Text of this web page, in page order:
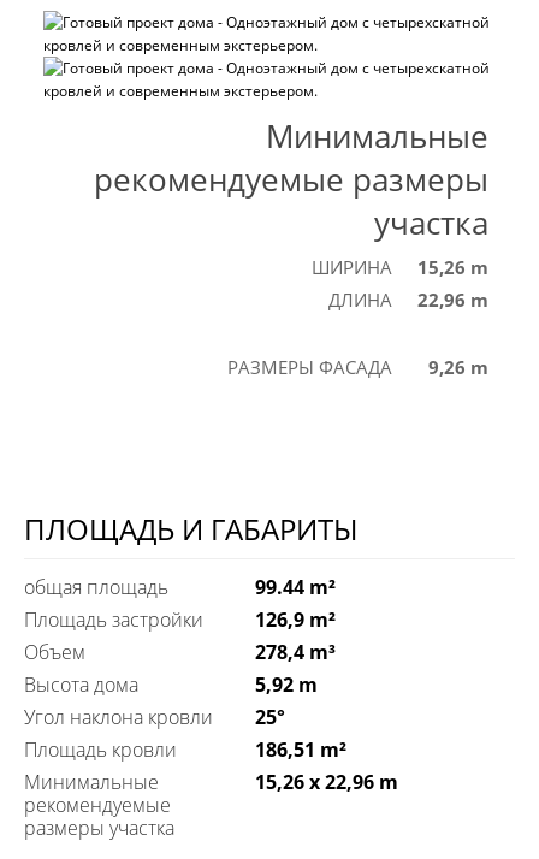
Минимальные
рекомендуемые размеры
участка
ШИРИНА
15,26 m
ДЛИНА
22,96 m
РАЗМЕРЫ ФАСАДА 9,26 m
ПЛОЩАДЬ И ГАБАРИТЫ
общая площадь
99.44 m²
Площадь застройки
126,9 m²
Объем
278,4 m³
Высота дома
5,92 m
Угол наклона кровли
25°
Площадь кровли
186,51 m²
Минимальные
рекомендуемые
размеры участка
15,26 x 22,96 m